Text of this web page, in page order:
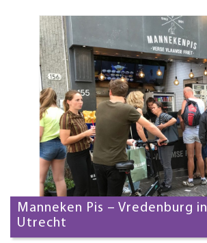
Manneken Pis – Vredenburg in
Utrecht